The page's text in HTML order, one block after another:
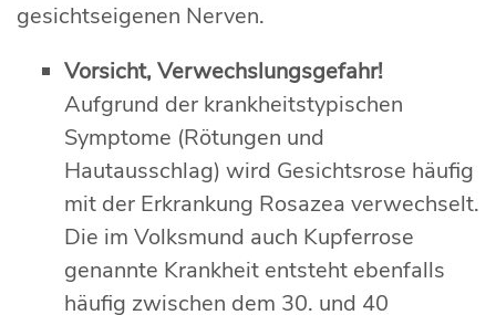
gesichtseigenen Nerven.
Vorsicht, Verwechslungsgefahr!
Aufgrund der krankheitstypischen
Symptome (Rötungen und
Hautausschlag) wird Gesichtsrose häufig
mit der Erkrankung Rosazea verwechselt.
Die im Volksmund auch Kupferrose
genannte Krankheit entsteht ebenfalls
häufig zwischen dem 30. und 40